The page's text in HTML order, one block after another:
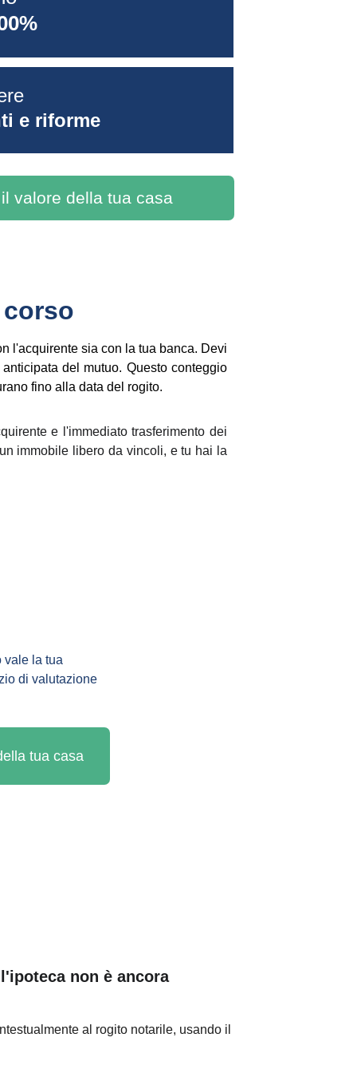
valore della tua casa
e riforme
l'acquirente sia con la tua banca. Devi
del mutuo. Questo conteggio
fino alla data del rogito.
e l'immediato trasferimento dei
immobile libero da vincoli, e tu hai la
tua casa
vale la tua
di valutazione
non è ancora
al rogito notarile, usando il